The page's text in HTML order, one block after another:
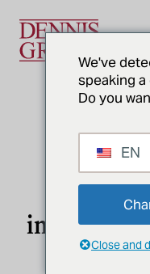
SÃO
Diseño
y
We've
speaking
Do you
EN
Close and